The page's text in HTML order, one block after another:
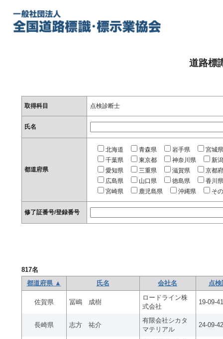
道路標
取得科目 点検診断士
氏名
都道府県
北海道 青森県 岩手県
宮城県
千葉県
東京都 神奈川県
新
愛知県
三重県 滋賀県
京都府
広島県
山口県 徳島県
香川県
宮崎県
鹿児島県 沖縄県 そ
修了証番号/登録番号
817名
都道府県 ▲
氏名 会社名 点
佐賀県 冨嶋 成樹
ロードライン株
式会社
19-09-
長崎県 志方 祐介
有限会社シカタ
マテリアル
24-09-